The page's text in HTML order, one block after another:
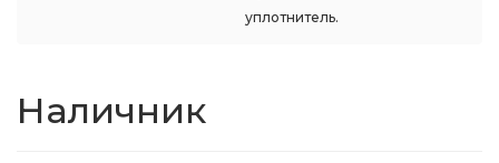
уплотнитель.
Наличник